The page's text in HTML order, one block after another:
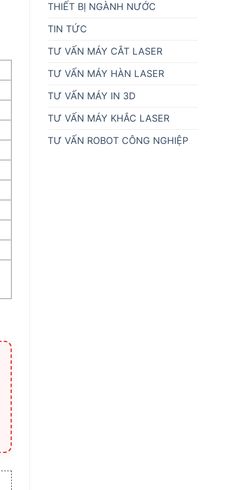
THIẾT BỊ NGÀNH NƯỚC
TIN TỨC
TƯ VẤN MÁY CẮT LASER
TƯ VẤN MÁY HÀN LASER
TƯ VẤN MÁY IN 3D
TƯ VẤN MÁY KHẮC LASER
TƯ VẤN ROBOT CÔNG NGHIỆP